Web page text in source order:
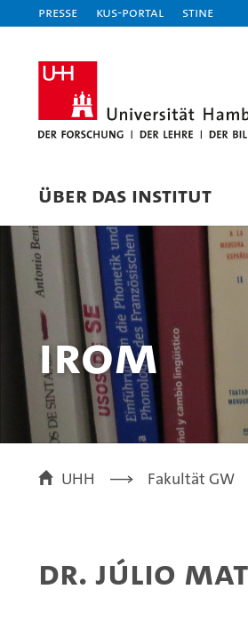
Presse KUS-Portal STiNE
ÜBER DAS INSTITUT
IRom
UHH Fakultät GW
Dr. Júlio